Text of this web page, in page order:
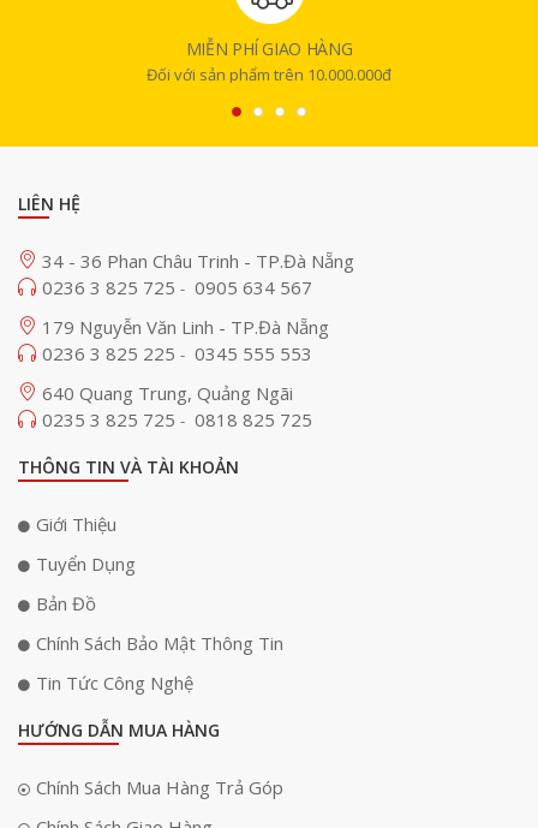
MIỄN PHÍ GIAO HÀNG
Đối với sản phẩm trên 10.000.000đ
LIÊN HỆ
34 - 36 Phan Châu Trinh - TP.Đà Nẵng
0236 3 825 725 - 0905 634 567
179 Nguyễn Văn Linh - TP.Đà Nẵng
0236 3 825 225 - 0345 555 553
640 Quang Trung, Quảng Ngãi
0235 3 825 725 - 0818 825 725
THÔNG TIN VÀ TÀI KHOẢN
Giới Thiệu
Tuyển Dụng
Bản Đồ
Chính Sách Bảo Mật Thông Tin
Tin Tức Công Nghệ
HƯỚNG DẪN MUA HÀNG
Chính Sách Mua Hàng Trả Góp